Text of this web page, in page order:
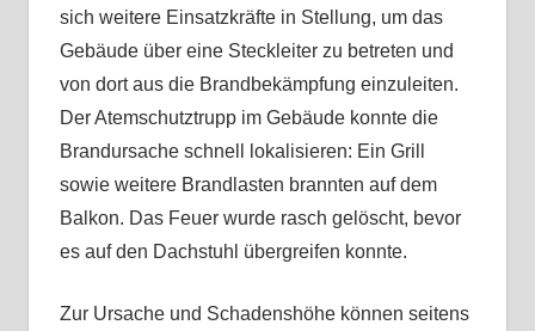
sich weitere Einsatzkräfte in Stellung, um das
Gebäude über eine Steckleiter zu betreten und
von dort aus die Brandbekämpfung einzuleiten.
Der Atemschutztrupp im Gebäude konnte die
Brandursache schnell lokalisieren: Ein Grill
sowie weitere Brandlasten brannten auf dem
Balkon. Das Feuer wurde rasch gelöscht, bevor
es auf den Dachstuhl übergreifen konnte.
Zur Ursache und Schadenshöhe können seitens